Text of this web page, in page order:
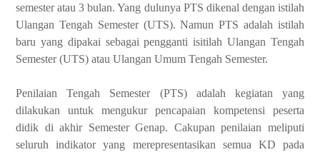
semester atau 3 bulan. Yang dulunya PTS dikenal dengan istilah
Ulangan Tengah Semester (UTS). Namun PTS adalah istilah
baru yang dipakai sebagai pengganti isitilah Ulangan Tengah
Semester (UTS) atau Ulangan Umum Tengah Semester.
Penilaian Tengah Semester (PTS) adalah kegiatan yang
dilakukan untuk meng­ukur pencapaian kompetensi peserta
didik di akhir Semester Genap. Cakupan penilaian meliputi
seluruh indikator yang merepresentasikan semua KD pada